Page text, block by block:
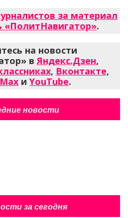
за материал
«ПолитНавигатор».
на новости
вЯндекс.Дзен,
, Вконтакте,
Max и YouTube.
новости
за сегодня